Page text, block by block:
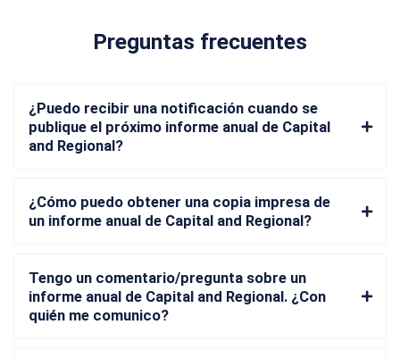
Preguntas frecuentes
¿Puedo recibir una notificación cuando se
publique el próximo informe anual de Capital
and Regional?
¿Cómo puedo obtener una copia impresa de
un informe anual de Capital and Regional?
Tengo un comentario/pregunta sobre un
informe anual de Capital and Regional. ¿Con
quién me comunico?